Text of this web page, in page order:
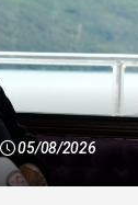
05/08/2026